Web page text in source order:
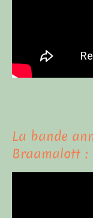
La bande
Braamalott :